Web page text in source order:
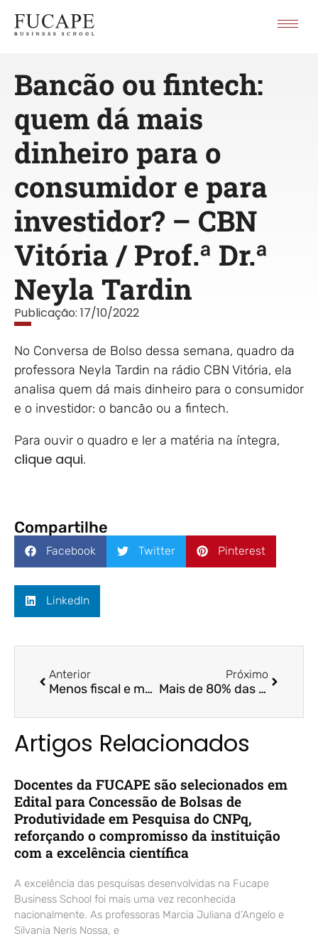
Bancão ou fintech:
quem dá mais
dinheiro para o
consumidor e para
investidor? – CBN
Vitória / Prof.ª Dr.ª
Neyla Tardin
Publicação: 17/10/2022
No Conversa de Bolso dessa semana, quadro da
professora Neyla Tardin na rádio CBN Vitória, ela
analisa quem dá mais dinheiro para o consumidor
e o investidor: o bancão ou a fintech.
Para ouvir o quadro e ler a matéria na íntegra,
clique aqui.
Compartilhe
Facebook Twitter Pinterest
LinkedIn
Anterior
Menos fiscal e mais estrutural: há muito dever de casa para ser feito – ES Brasil / Prof.ª Dr.ª Arilda Teixeira
Próximo
Mais de 80% das mulheres não conseguem pagar contas/ Prof.ª Dr.ª Arilda Teixeira/ A Tribuna
Artigos Relacionados
Docentes da FUCAPE são selecionados em
Edital para Concessão de Bolsas de
Produtividade em Pesquisa do CNPq,
reforçando o compromisso da instituição
com a excelência científica
A excelência das pesquisas desenvolvidas na Fucape
Business School foi mais uma vez reconhecida
nacionalmente. As professoras Marcia Juliana d’Angelo e
Silvania Neris Nossa, e